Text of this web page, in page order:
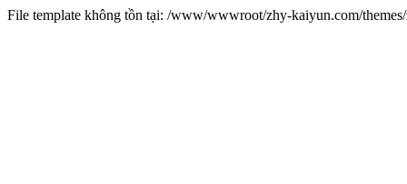
File template không tồn tại: /www/wwwroot/zhy-kaiyun.com/